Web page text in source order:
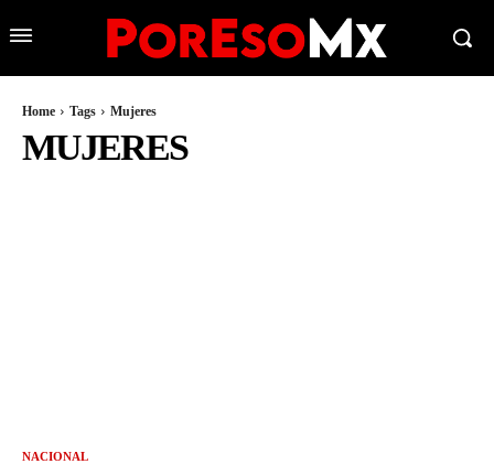
Home Tags Mujeres
MUJERES
NACIONAL